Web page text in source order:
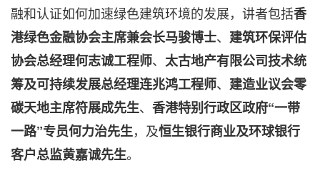
融和认证如何加速绿色建筑环境的发展，讲者包括香
港绿色金融协会主席兼会长马骏博士、 建筑环保评估
协会总经理何志诚工程师、 太古地产有限公司技术统
筹及可持续发展总经理连兆鸿工程师、 建造业议会零
碳天地主席符展成先生、 香港特别行政区政府“一带
一路”专员何力治先生，及恒生银行商业及环球银行
客户总监黄嘉诚先生。